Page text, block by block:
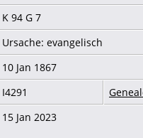
K 94 G 7
Ursache: evangelisch
10 Jan 1867
I4291
15 Jan 2023